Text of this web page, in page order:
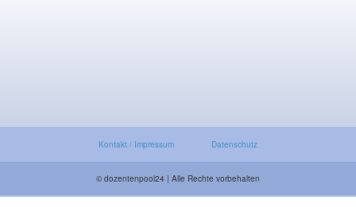
Kontakt / Impressum Datenschutz
© dozentenpool24 | Alle Rechte vorbehalten